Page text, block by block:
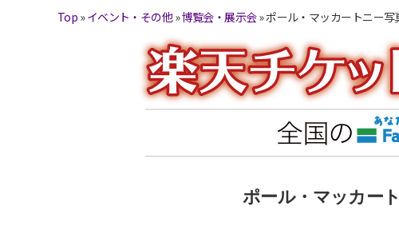
Top »イベント・その他»博覧会・展示会»ポール・マッカートニー写
ポール・マッカー